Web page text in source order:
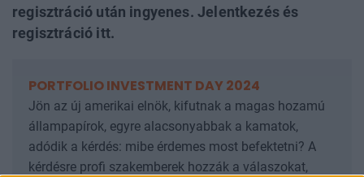
regisztráció után ingyenes. Jelentkezés és
regisztráció itt.
PORTFOLIO INVESTMENT DAY 2024
Jön az új amerikai elnök, kifutnak a magas hozamú
állampapírok, egyre alacsonyabbak a kamatok,
adódik a kérdés: mibe érdemes most befektetni? A
kérdésre profi szakemberek hozzák a válaszokat,